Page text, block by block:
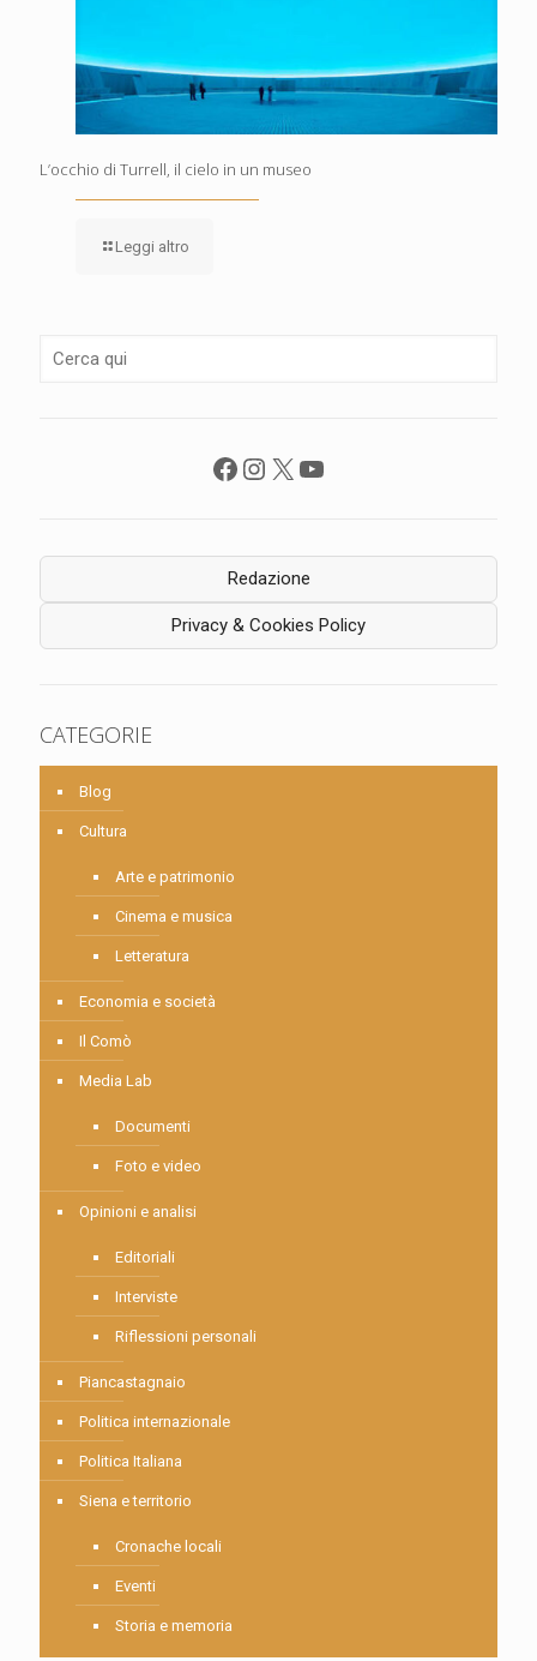
L’occhio di Turrell, il cielo in un museo
Leggi altro
Facebook
Instagram
X YouTube
Redazione
Privacy & Cookies Policy
CATEGORIE
Blog
Cultura
Arte e patrimonio
Cinema e musica
Letteratura
Economia e società
Il Comò
Media Lab
Documenti
Foto e video
Opinioni e analisi
Editoriali
Interviste
Riflessioni personali
Piancastagnaio
Politica internazionale
Politica Italiana
Siena e territorio
Cronache locali
Eventi
Storia e memoria